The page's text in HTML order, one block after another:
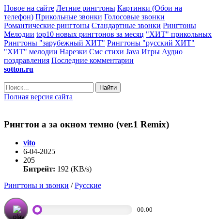
Новое на сайте Летние рингтоны Картинки (Обои на
телефон) Прикольные звонки Голосовые звонки
Романтические рингтоны Стандартные звонки Рингтоны
Мелодии top10 новых рингтонов за месяц "ХИТ" прикольных
Рингтоны "зарубежный ХИТ" Рингтоны "русский ХИТ"
"ХИТ" мелодии Нарезки Смс стихи Java Игры Аудио
поздравления Последние комментарии
sotton.ru
Найти
Полная версия сайта
Рингтон а за окном темно (ver.1 Remix)
vito
6-04-2025
205
Битрейт: 192 (KB/s)
Рингтоны и звонки /Русские
00:00